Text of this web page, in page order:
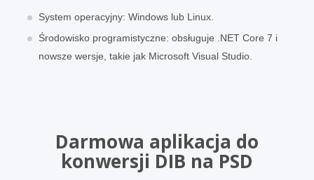
System operacyjny: Windows lub Linux.
Środowisko programistyczne: obsługuje .NET Core 7 i
nowsze wersje, takie jak Microsoft Visual Studio.
Darmowa aplikacja do
konwersji DIB na PSD